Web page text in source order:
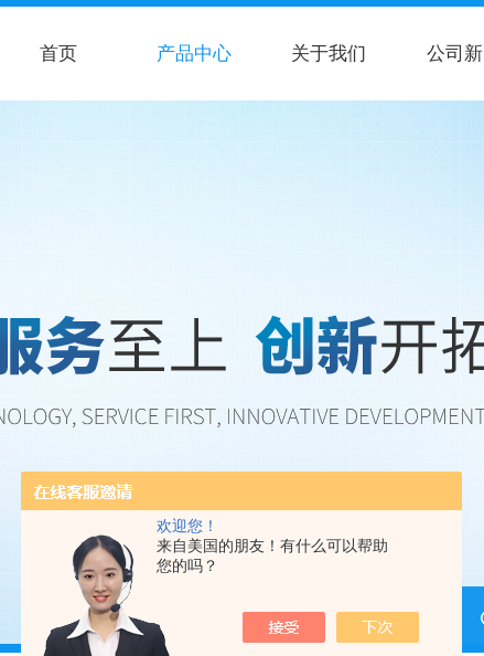
欢迎您！
来自美国的朋友！有什么可以帮助
您的吗？
首页 产品中心 关于我们 公司